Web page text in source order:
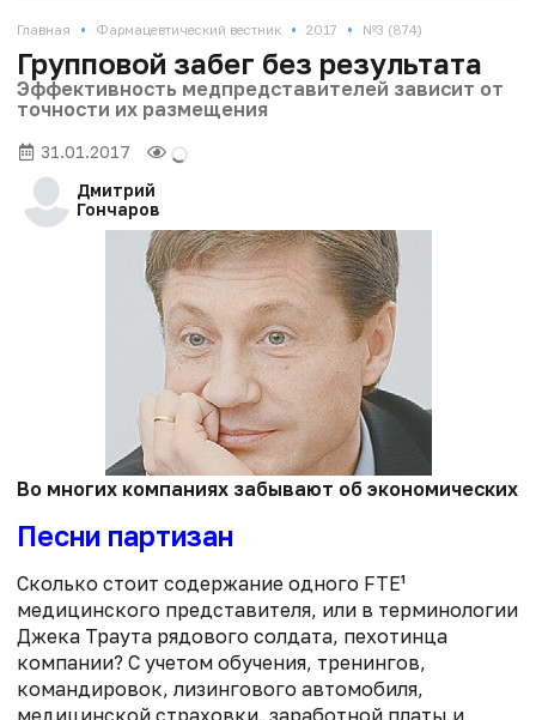
Главная • Фармацевтический вестник • 2017 • №3 (874)
Групповой забег без результата
Эффективность медпредставителей зависит от
точности их размещения
31.01.2017
Дмитрий
Гончаров
Во многих компаниях забывают об
Песни партизан
Сколько стоит содержание одного FTE¹
медицинского представителя, или в терминологии
Джека Траута рядового солдата, пехотинца
компании? С учетом обучения, тренингов,
командировок, лизингового автомобиля,